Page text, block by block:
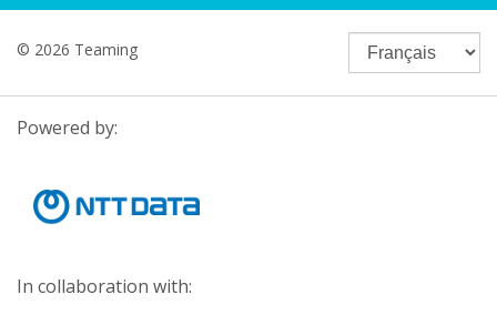
© 2026 Teaming
Powered by:
In collaboration with: